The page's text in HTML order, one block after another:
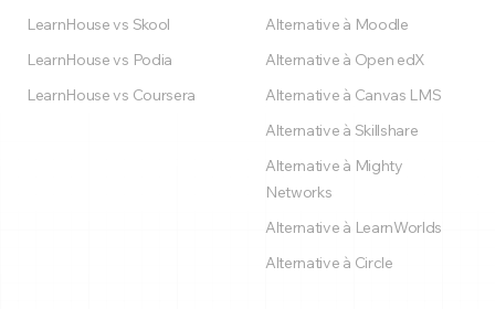
LearnHouse vs Skool
LearnHouse vs Podia
LearnHouse vs Coursera
Alternative à Moodle
Alternative à Open edX
Alternative à Canvas LMS
Alternative à Skillshare
Alternative à Mighty
Networks
Alternative à LearnWorlds
Alternative à Circle